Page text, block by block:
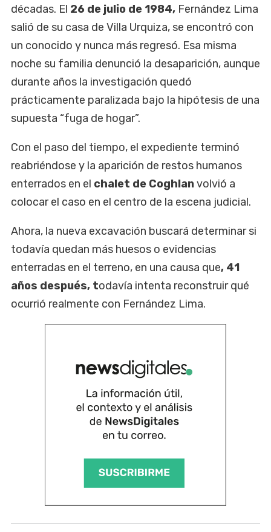
décadas. El 26 de julio de 1984, Fernández Lima
salió de su casa de Villa Urquiza, se encontró con
un conocido y nunca más regresó. Esa misma
noche su familia denunció la desaparición, aunque
durante años la investigación quedó
prácticamente paralizada bajo la hipótesis de una
supuesta “fuga de hogar”.
Con el paso del tiempo, el expediente terminó
reabriéndose y la aparición de restos humanos
enterrados en el chalet de Coghlanvolvió a
colocar el caso en el centro de la escena judicial.
Ahora, la nueva excavación buscará determinar si
todavía quedan más huesos o evidencias
enterradas en el terreno, en una causa que, 41
años después, todavía intenta reconstruir qué
ocurrió realmente con Fernández Lima.